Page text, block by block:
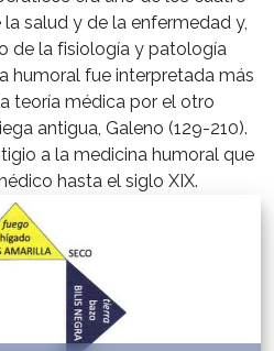
salud y de la enfermedad y,
de la fisiología y patología
humoral fue interpretada más
teoría médica por el otro
antigua, Galeno (129-210).
a la medicina humoral que
hasta el siglo XIX.